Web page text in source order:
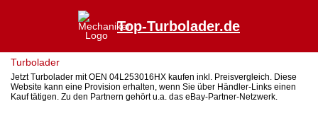
Top-Turbolader.de
Turbolader
Jetzt Turbolader mit OEN 04L253016HX kaufen inkl. Preisvergleich. Diese
Website kann eine Provision erhalten, wenn Sie über Händler-Links einen
Kauf tätigen. Zu den Partnern gehört u.a. das eBay-Partner-Netzwerk.